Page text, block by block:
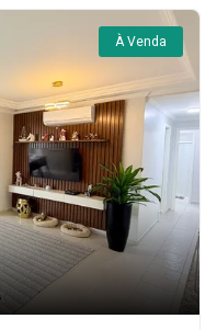
À Venda